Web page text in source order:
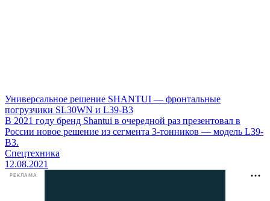
Универсальное решение SHANTUI — фронтальные
погрузчики SL30WN и L39-B3
В 2021 году бренд Shantui в очередной раз презентовал в
России новое решение из сегмента 3-тонников — модель L39-
B3.
Спецтехника
12.08.2021
РЕКЛАМА